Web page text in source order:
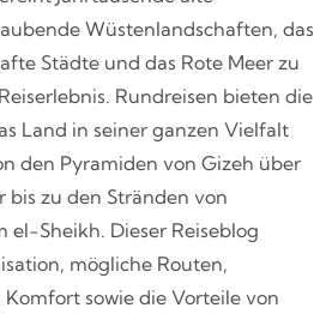
Wüstenlandschaften, das
Städte und das Rote Meer zu
Rundreisen bieten die
Land in seiner ganzen Vielfalt
den Pyramiden von Gizeh über
bis zu den Stränden von
el-Sheikh. Dieser Reiseblog
mögliche Routen,
sowie die Vorteile von